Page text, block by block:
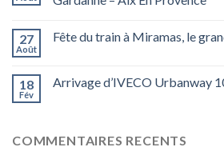
27
Août
Fête du train à Miramas, le
18
Fév
Arrivage d’IVECO Urbanway
COMMENTAIRES RECENTS